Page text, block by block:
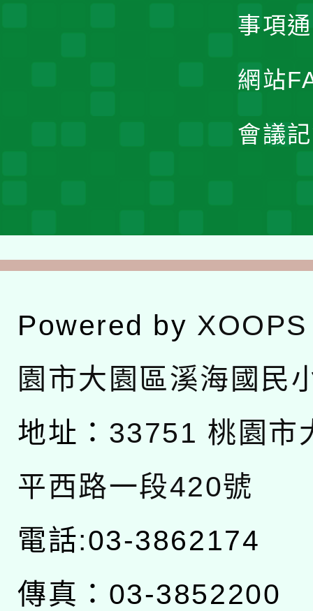
事項
網站
會議
Powered by XOOPS
園市大園區溪海國民
地址： 33751 桃園市
平西路一段420號
電話:03-3862174
傳真：03-3852200